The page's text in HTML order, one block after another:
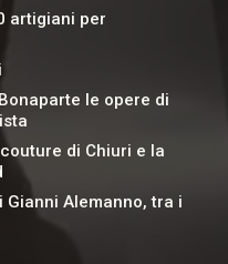
artigiani per
le opere di
di Chiuri e la
Alemanno, tra i